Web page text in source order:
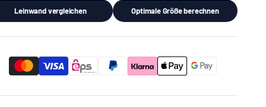
Leinwand vergleichen Optimale Größe berechnen